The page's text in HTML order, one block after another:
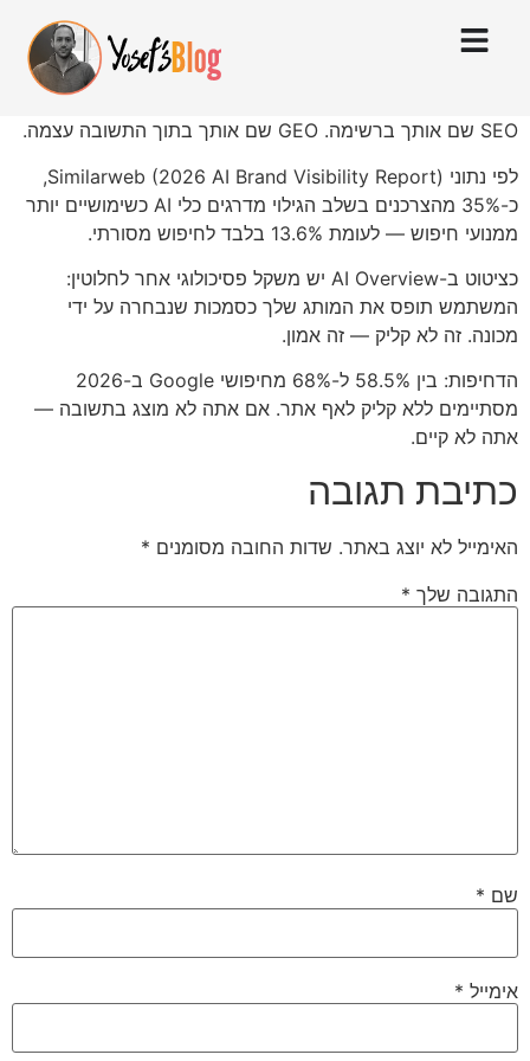
SEO שם אותך ברשימה. GEO שם אותך בתוך התשובה עצמה.
לפי נתוני Similarweb (2026 AI Brand Visibility Report),
כ-35% מהצרכנים בשלב הגילוי מדרגים כלי AI כשימושיים יותר
ממנועי חיפוש — לעומת 13.6% בלבד לחיפוש מסורתי.
כציטוט ב-AI Overview יש משקל פסיכולוגי אחר לחלוטין:
המשתמש תופס את המותג שלך כסמכות שנבחרה על ידי
מכונה. זה לא קליק — זה אמון.
הדחיפות: בין 58.5% ל-68% מחיפושי Google ב-2026
מסתיימים ללא קליק לאף אתר. אם אתה לא מוצג בתשובה —
אתה לא קיים.
כתיבת תגובה
האימייל לא יוצג באתר. שדות החובה מסומנים *
התגובה שלך *
שם *
אימייל *